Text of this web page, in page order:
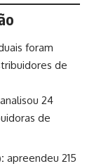
foram
de
analisou 24
de
apreendeu 215